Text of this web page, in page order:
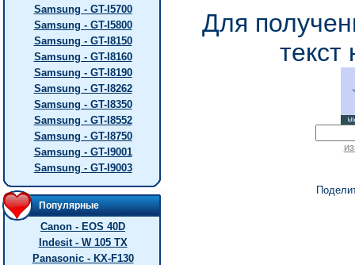
Samsung - GT-I5700
Samsung - GT-I5800
Samsung - GT-I8150
Samsung - GT-I8160
Samsung - GT-I8190
Samsung - GT-I8262
Samsung - GT-I8350
Samsung - GT-I8552
Samsung - GT-I8750
Samsung - GT-I9001
Samsung - GT-I9003
Популярные
Canon - EOS 40D
Indesit - W 105 TX
Panasonic - KX-F130
Для
текст